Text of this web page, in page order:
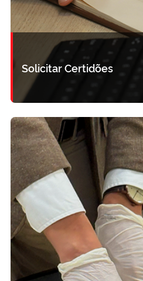
Solicitar Certidões